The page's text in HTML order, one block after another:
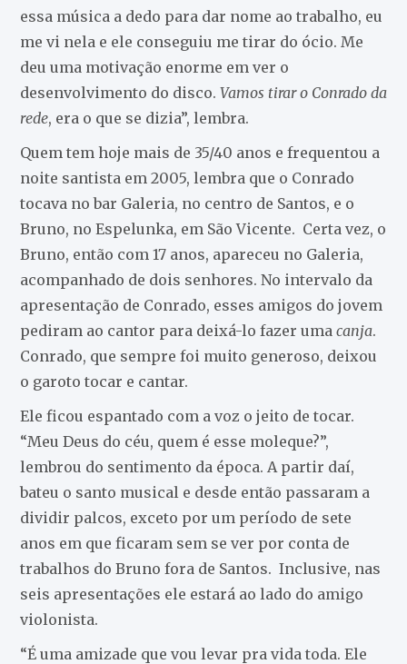
essa música a dedo para dar nome ao trabalho, eu
me vi nela e ele conseguiu me tirar do ócio. Me
deu uma motivação enorme em ver o
desenvolvimento do disco. Vamos tirar o Conrado da
rede, era o que se dizia”, lembra.
Quem tem hoje mais de 35/40 anos e frequentou a
noite santista em 2005, lembra que o Conrado
tocava no bar Galeria, no centro de Santos, e o
Bruno, no Espelunka, em São Vicente. Certa vez, o
Bruno, então com 17 anos, apareceu no Galeria,
acompanhado de dois senhores. No intervalo da
apresentação de Conrado, esses amigos do jovem
pediram ao cantor para deixá-lo fazer uma canja.
Conrado, que sempre foi muito generoso, deixou
o garoto tocar e cantar.
Ele ficou espantado com a voz o jeito de tocar.
“Meu Deus do céu, quem é esse moleque?”,
lembrou do sentimento da época. A partir daí,
bateu o santo musical e desde então passaram a
dividir palcos, exceto por um período de sete
anos em que ficaram sem se ver por conta de
trabalhos do Bruno fora de Santos. Inclusive, nas
seis apresentações ele estará ao lado do amigo
violonista.
“É uma amizade que vou levar pra vida toda. Ele